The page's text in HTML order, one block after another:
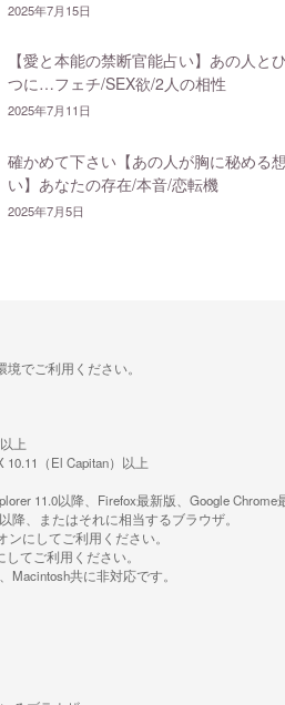
2025年7月15日
【愛と本能の禁断官能占い】あの人と
つに…フェチ/SEX欲/2人の相性
2025年7月11日
確かめて下さい【あの人が胸に秘める想
い】あなたの存在/本音/恋転機
2025年7月5日
でご利用ください。
上
10.11（El Capitan）以上
11.0以降、Firefox最新版、Google
降、またはそれに相当するブラウザ。
ンにしてご利用ください。
てご利用ください。
Macintosh共に非対応です。